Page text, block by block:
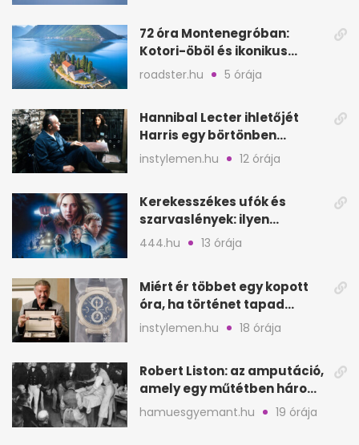
72 óra Montenegróban:
Kotori-öböl és ikonikus
tengerpart 3 nap alatt
roadster.hu 5 órája
Hannibal Lecter ihletőjét
Harris egy börtönben
ismerte meg
instylemen.hu 12 órája
Kerekesszékes ufók és
szarvaslények: ilyen
Spielberg új filmje
444.hu 13 órája
Miért ér többet egy kopott
óra, ha történet tapad
hozzá?
instylemen.hu 18 órája
Robert Liston: az amputáció,
amely egy műtétben három
életet követelt
hamuesgyemant.hu 19 órája